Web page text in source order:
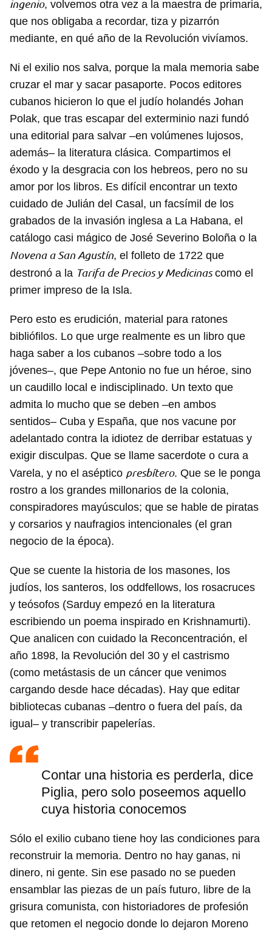
ingenio, volvemos otra vez a la maestra de primaria,
que nos obligaba a recordar, tiza y pizarrón
mediante, en qué año de la Revolución vivíamos.
Ni el exilio nos salva, porque la mala memoria sabe
cruzar el mar y sacar pasaporte. Pocos editores
cubanos hicieron lo que el judío holandés Johan
Polak, que tras escapar del exterminio nazi fundó
una editorial para salvar –en volúmenes lujosos,
además– la literatura clásica. Compartimos el
éxodo y la desgracia con los hebreos, pero no su
amor por los libros. Es difícil encontrar un texto
cuidado de Julián del Casal, un facsímil de los
grabados de la invasión inglesa a La Habana, el
catálogo casi mágico de José Severino Boloña o la
Novena a San Agustín, el folleto de 1722 que
destronó a la Tarifa de Precios y Medicinascomo el
primer impreso de la Isla.
Pero esto es erudición, material para ratones
bibliófilos. Lo que urge realmente es un libro que
haga saber a los cubanos –sobre todo a los
jóvenes–, que Pepe Antonio no fue un héroe, sino
un caudillo local e indisciplinado. Un texto que
admita lo mucho que se deben –en ambos
sentidos– Cuba y España, que nos vacune por
adelantado contra la idiotez de derribar estatuas y
exigir disculpas. Que se llame sacerdote o cura a
Varela, y no el aséptico presbítero. Que se le ponga
rostro a los grandes millonarios de la colonia,
conspiradores mayúsculos; que se hable de piratas
y corsarios y naufragios intencionales (el gran
negocio de la época).
Que se cuente la historia de los masones, los
judíos, los santeros, los oddfellows, los rosacruces
y teósofos (Sarduy empezó en la literatura
escribiendo un poema inspirado en Krishnamurti).
Que analicen con cuidado la Reconcentración, el
año 1898, la Revolución del 30 y el castrismo
(como metástasis de un cáncer que venimos
cargando desde hace décadas). Hay que editar
bibliotecas cubanas –dentro o fuera del país, da
igual– y transcribir papelerías.
Contar una historia es perderla, dice
Piglia, pero solo poseemos aquello
cuya historia conocemos
Sólo el exilio cubano tiene hoy las condiciones para
reconstruir la memoria. Dentro no hay ganas, ni
dinero, ni gente. Sin ese pasado no se pueden
ensamblar las piezas de un país futuro, libre de la
grisura comunista, con historiadores de profesión
que retomen el negocio donde lo dejaron Moreno